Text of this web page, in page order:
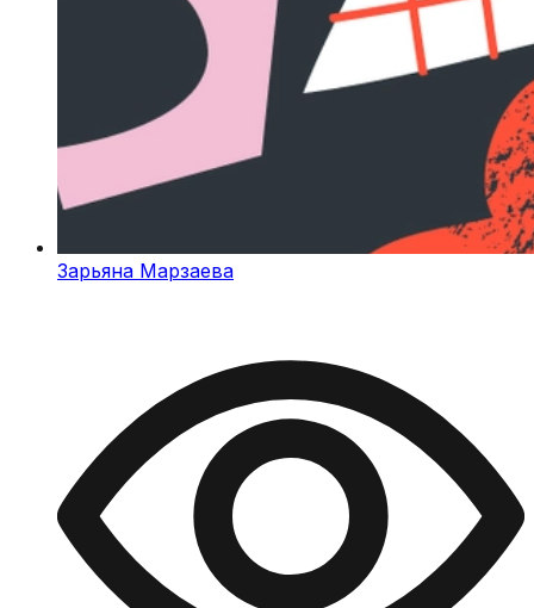
Зарьяна Марзаева